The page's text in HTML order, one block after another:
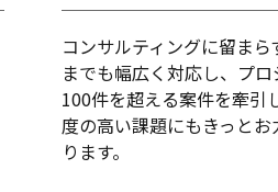
コンサルティングに留ま
までも幅広く対応し、プ
100件を超える案件を牽引
度の高い課題にもきっと
ります。